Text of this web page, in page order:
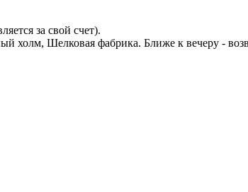
за свой счет).
холм, Шелковая фабрика. Ближе к вечеру -